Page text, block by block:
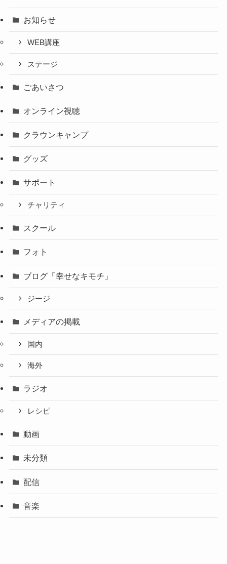
お知らせ
WEB講座
ステージ
ごあいさつ
オンライン視聴
クラウンキャンプ
グッズ
サポート
チャリティ
スクール
フォト
ブログ「幸せなキモチ」
ジージ
メディアの掲載
国内
海外
ラジオ
レシピ
動画
未分類
配信
音楽